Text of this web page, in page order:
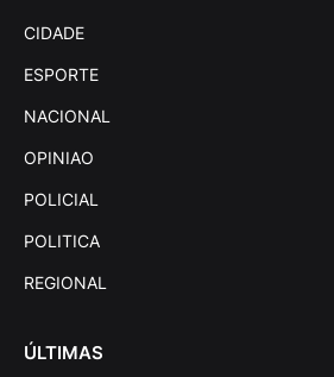
CIDADE
ESPORTE
NACIONAL
OPINIAO
POLICIAL
POLITICA
REGIONAL
ÚLTIMAS